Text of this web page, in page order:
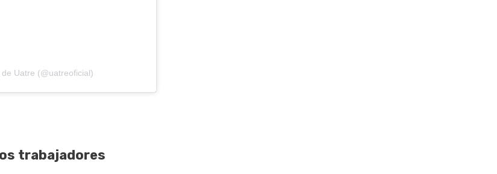
Uatre (@uatreoficial)
trabajadores